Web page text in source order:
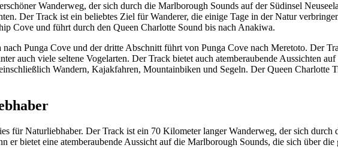
Wanderweg, der sich durch die Marlborough Sounds auf der Südinsel
Der Track ist ein beliebtes Ziel für Wanderer, die einige Tage in der Natur
Cove und führt durch den Queen Charlotte Sound bis nach Anakiwa.
Punga Cove und der dritte Abschnitt führt von Punga Cove nach Meretoto. Der
auch viele seltene Vogelarten. Der Track bietet auch atemberaubende Aussichten
Wandern, Kajakfahren, Mountainbiken und Segeln. Der Queen Charlotte
für Naturliebhaber. Der Track ist ein 70 Kilometer langer Wanderweg, der sich
er bietet eine atemberaubende Aussicht auf die Marlborough Sounds, die sich über die